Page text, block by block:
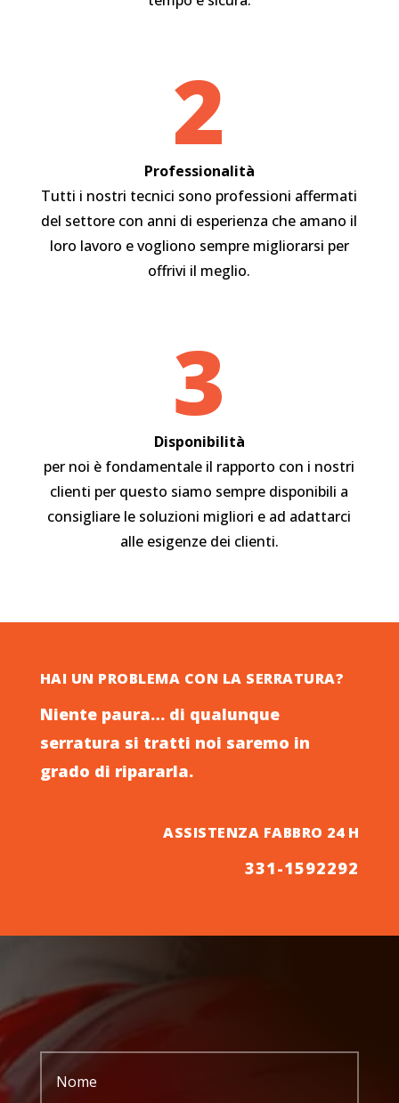
2
Professionalità
Tutti i nostri tecnici sono professioni affermati
del settore con anni di esperienza che amano il
loro lavoro e vogliono sempre migliorarsi per
offrivi il meglio.
3
Disponibilità
per noi è fondamentale il rapporto con i nostri
clienti per questo siamo sempre disponibili a
consigliare le soluzioni migliori e ad adattarci
alle esigenze dei clienti.
HAI UN PROBLEMA CON LA SERRATURA?
Niente paura… di qualunque
serratura si tratti noi saremo in
grado di ripararla.
ASSISTENZA FABBRO 24 H
331-1592292